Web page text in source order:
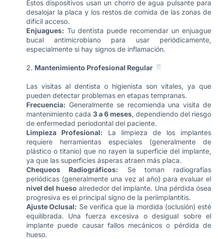
Estos dispositivos usan un chorro de agua pulsante para
desalojar la placa y los restos de comida de las zonas de
difícil acceso.
Enjuagues: Tu dentista puede recomendar un enjuague
bucal antimicrobiano para usar periódicamente,
especialmente si hay signos de inflamación.
2. Mantenimiento Profesional Regular
Las visitas al dentista o higienista son vitales, ya que
pueden detectar problemas en etapas tempranas.
Frecuencia: Generalmente se recomienda una visita de
mantenimiento cada 3 a 6 meses, dependiendo del riesgo
de enfermedad periodontal del paciente.
Limpieza Profesional: La limpieza de los implantes
requiere herramientas especiales (generalmente de
plástico o titanio) que no rayen la superficie del implante,
ya que las superficies ásperas atraen más placa.
Chequeos Radiográficos: Se toman radiografías
periódicas (generalmente una vez al año) para evaluar el
nivel del hueso alrededor del implante. Una pérdida ósea
progresiva es el principal signo de la periimplantitis.
Ajuste Oclusal: Se verifica que la mordida (oclusión) esté
equilibrada. Una fuerza excesiva o desigual sobre el
implante puede causar fallos mecánicos o pérdida de
hueso.